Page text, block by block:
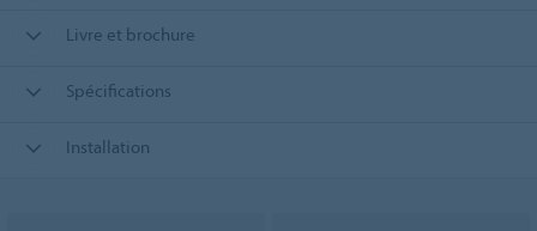
Livre et brochure
Spécifications
Installation